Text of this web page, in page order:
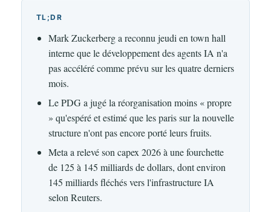
TL;DR
Mark Zuckerberg a reconnu jeudi en town hall
interne que le développement des agents IA n'a
pas accéléré comme prévu sur les quatre derniers
mois.
Le PDG a jugé la réorganisation moins « propre
» qu'espéré et estimé que les paris sur la nouvelle
structure n'ont pas encore porté leurs fruits.
Meta a relevé son capex 2026 à une fourchette
de 125 à 145 milliards de dollars, dont environ
145 milliards fléchés vers l'infrastructure IA
selon Reuters.